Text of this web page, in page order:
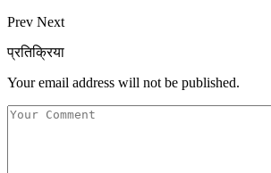
Prev Next
प्रतिक्रिया
Your email address will not be published.